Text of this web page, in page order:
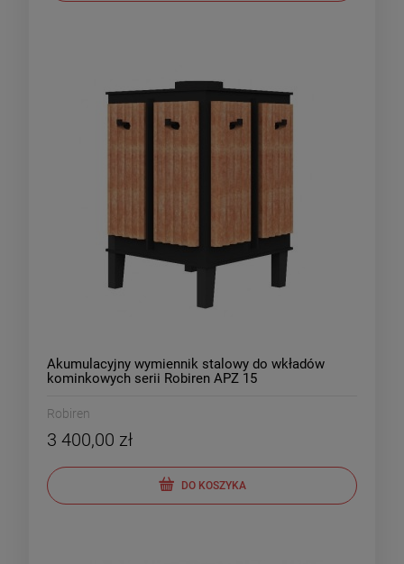
Akumulacyjny wymiennik stalowy do wkładów
kominkowych serii Robiren APZ 15
Robiren
3 400,00 zł
DO KOSZYKA